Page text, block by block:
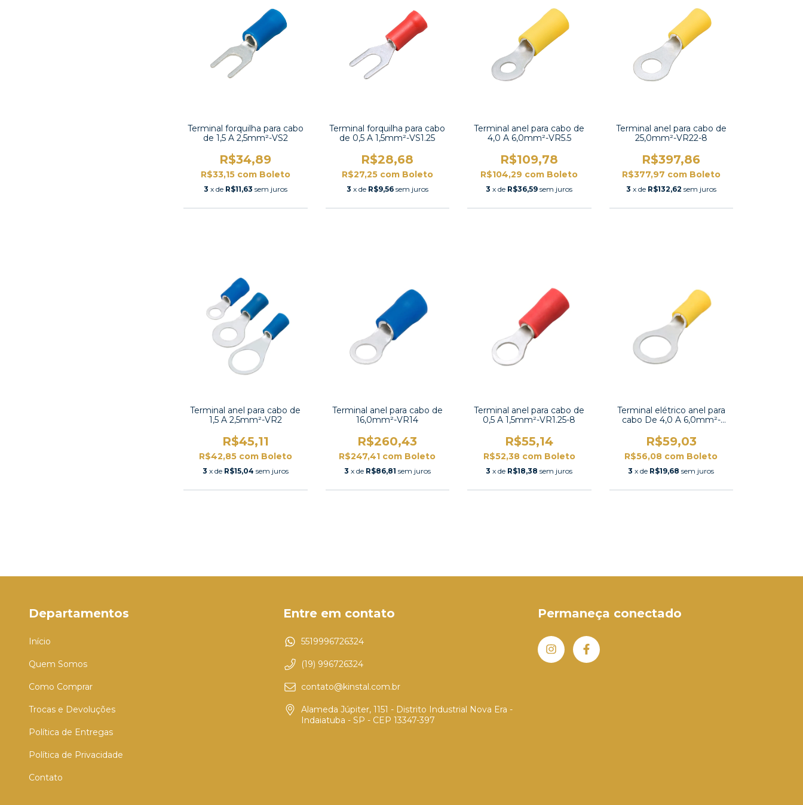
Terminal forquilha para cabo
de 1,5 A 2,5mm²-VS2
R$34,89
R$33,15 com Boleto
3 x de R$11,63 sem juros
Terminal forquilha para cabo
de 0,5 A 1,5mm²-VS1.25
R$28,68
R$27,25 com Boleto
3 x de R$9,56 sem juros
Terminal anel para cabo de
4,0 A 6,0mm²-VR5.5
R$109,78
R$104,29 com Boleto
3 x de R$36,59 sem juros
Terminal anel para cabo de
25,0mm²-VR22-8
R$397,86
R$377,97 com Boleto
3 x de R$132,62 sem juros
Terminal anel para cabo de
1,5 A 2,5mm²-VR2
R$45,11
R$42,85 com Boleto
3 x de R$15,04 sem juros
Terminal anel para cabo de
16,0mm²-VR14
R$260,43
R$247,41 com Boleto
3 x de R$86,81 sem juros
Terminal anel para cabo de
0,5 A 1,5mm²-VR1.25-8
R$55,14
R$52,38 com Boleto
3 x de R$18,38 sem juros
Terminal elétrico anel para
cabo De 4,0 A 6,0mm²-
R$59,03
R$56,08 com Boleto
3 x de R$19,68 sem juros
Departamentos
Início
Quem Somos
Como Comprar
Trocas e Devoluções
Política de Entregas
Política de Privacidade
Contato
Entre em contato
5519996726324
(19) 996726324
contato@kinstal.com.br
Alameda Júpiter, 1151 - Distrito Industrial Nova Era -
Indaiatuba - SP - CEP 13347-397
Permaneça conectado